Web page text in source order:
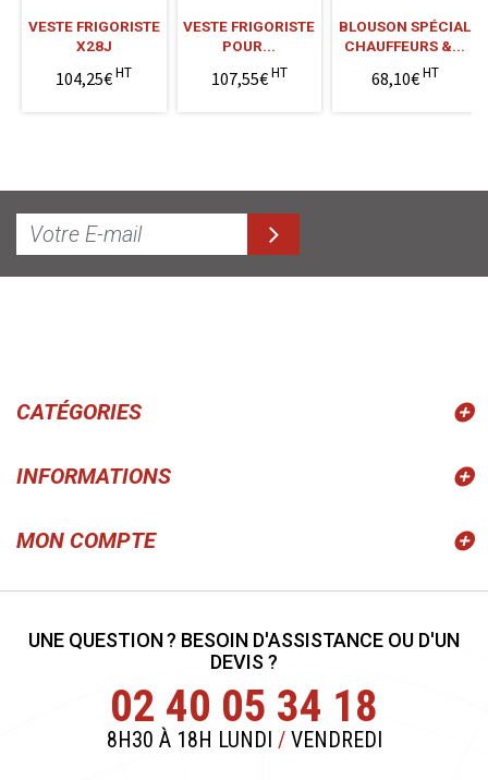
VESTE FRIGORISTE
X28J
104,25€HT
VESTE FRIGORISTE
POUR...
107,55€HT
BLOUSON SPÉCIAL
CHAUFFEURS &...
68,10€HT
CATÉGORIES
INFORMATIONS
MON COMPTE
UNE QUESTION ? BESOIN D'ASSISTANCE OU D'UN
DEVIS ?
02 40 05 34 18
8H30 À 18H LUNDI /VENDREDI